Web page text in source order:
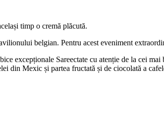
timp o cremă plăcută.
belgian. Pentru acest eveniment
excepționale Sareectate cu atenție de la cei
din Mexic și partea fructată și de ciocolată a